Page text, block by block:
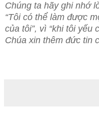
Chúng ta hãy ghi nhớ
“Tôi có thể làm được
của tôi”, vì “khi tôi yếu
Chúa xin thêm đức tin